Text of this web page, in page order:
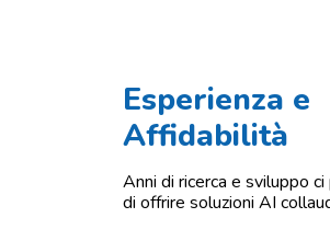
Esperienza e
Affidabilità
Anni di ricerca e sviluppo
di offrire soluzioni AI